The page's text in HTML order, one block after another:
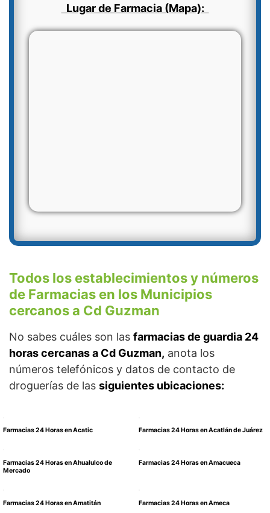
Lugar de Farmacia (Mapa):
Todos los establecimientos y números
de Farmacias en los Municipios
cercanos a Cd Guzman
No sabes cuáles son las farmacias de guardia 24
horas cercanas a Cd Guzman, anota los
números telefónicos y datos de contacto de
droguerías de las siguientes ubicaciones:
Farmacias 24 Horas en Acatic Farmacias 24 Horas en Acatlán de Juárez
Farmacias 24 Horas en Ahualulco de
Mercado
Farmacias 24 Horas en Amacueca
Farmacias 24 Horas en Amatitán Farmacias 24 Horas en Ameca